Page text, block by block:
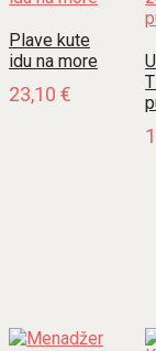
Plave kute
idu na more
23,10 €